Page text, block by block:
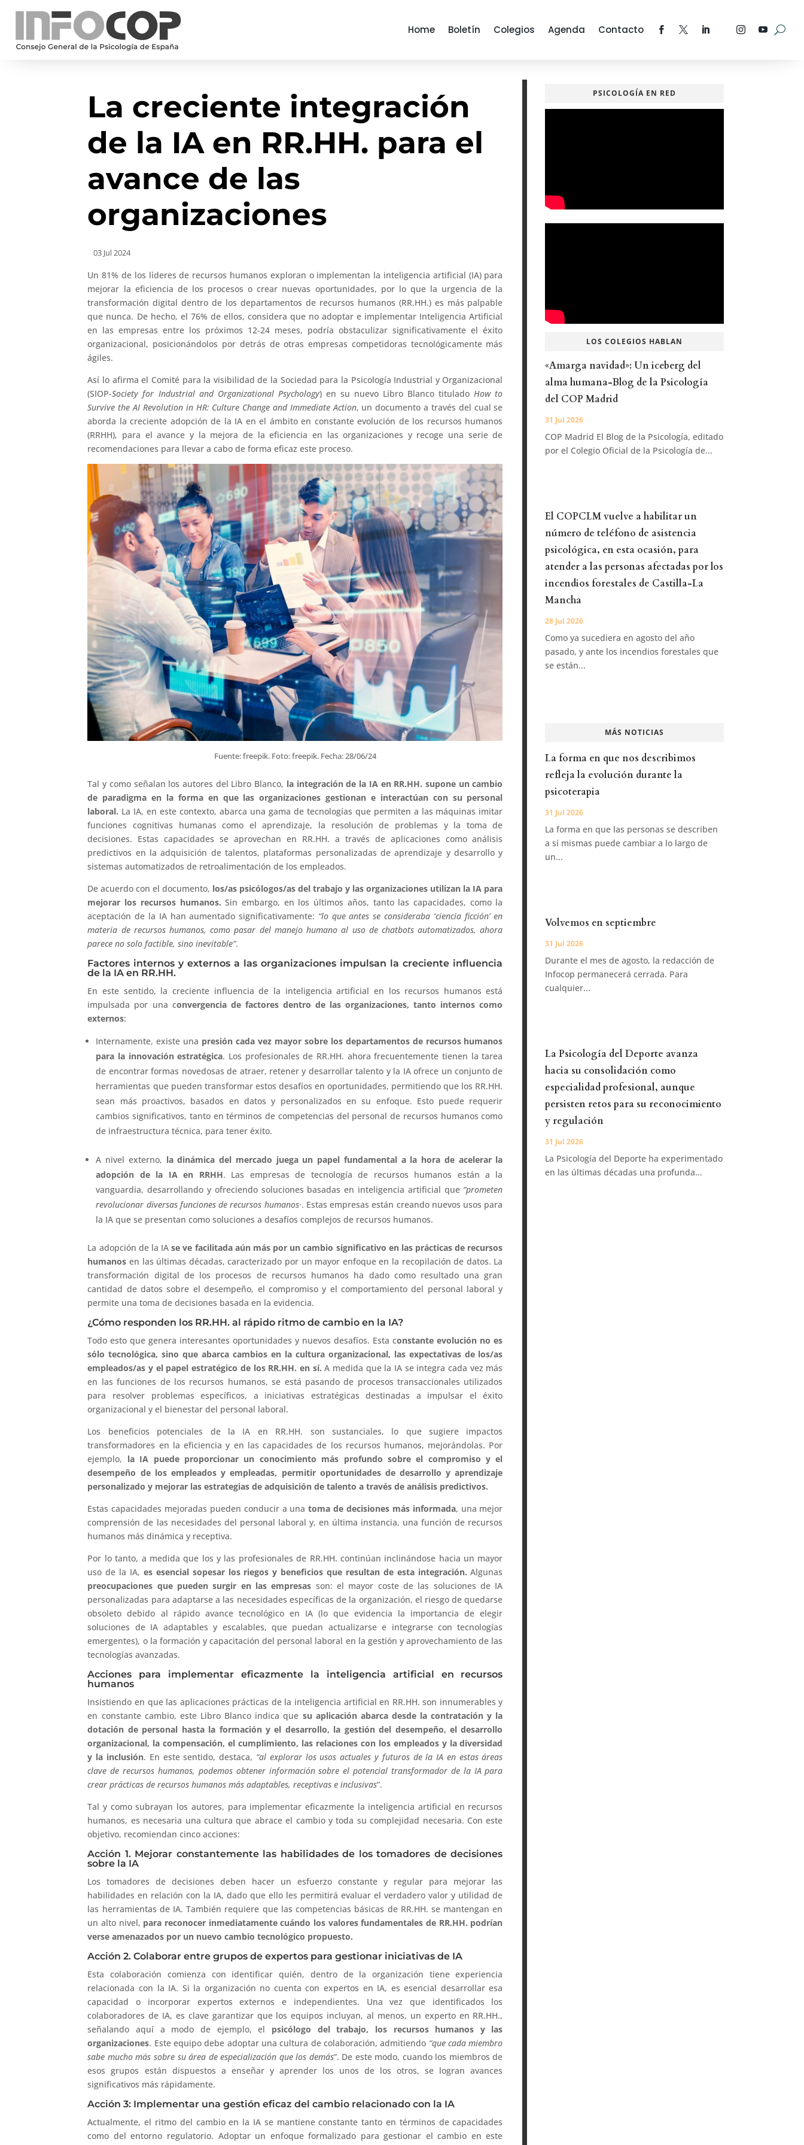
Home Boletín Colegios Agenda Contacto
La creciente integración
de la IA en RR.HH. para el
avance de las
organizaciones
03 Jul 2024
Un 81% de los líderes de recursos humanos exploran o implementan la inteligencia artificial (IA) para
mejorar la eficiencia de los procesos o crear nuevas oportunidades, por lo que la urgencia de la
transformación digital dentro de los departamentos de recursos humanos (RR.HH.) es más palpable
que nunca. De hecho, el 76% de ellos, considera que no adoptar e implementar Inteligencia Artificial
en las empresas entre los próximos 12-24 meses, podría obstaculizar significativamente el éxito
organizacional, posicionándolos por detrás de otras empresas competidoras tecnológicamente más
ágiles.
Así lo afirma el Comité para la visibilidad de la Sociedad para la Psicología Industrial y Organizacional
(SIOP-Society for Industrial and Organizational Psychology) en su nuevo Libro Blanco titulado How to
Survive the AI Revolution in HR: Culture Change and Immediate Action, un documento a través del cual se
aborda la creciente adopción de la IA en el ámbito en constante evolución de los recursos humanos
(RRHH), para el avance y la mejora de la eficiencia en las organizaciones y recoge una serie de
recomendaciones para llevar a cabo de forma eficaz este proceso.
Fuente: freepik. Foto: freepik. Fecha: 28/06/24
Tal y como señalan los autores del Libro Blanco, la integración de la IA en RR.HH. supone un cambio
de paradigma en la forma en que las organizaciones gestionan e interactúan con su personal
laboral. La IA, en este contexto, abarca una gama de tecnologías que permiten a las máquinas imitar
funciones cognitivas humanas como el aprendizaje, la resolución de problemas y la toma de
decisiones. Estas capacidades se aprovechan en RR.HH. a través de aplicaciones como análisis
predictivos en la adquisición de talentos, plataformas personalizadas de aprendizaje y desarrollo y
sistemas automatizados de retroalimentación de los empleados.
De acuerdo con el documento, los/as psicólogos/as del trabajo y las organizaciones utilizan la IA para
mejorar los recursos humanos.Sin embargo, en los últimos años, tanto las capacidades, como la
aceptación de la IA han aumentado significativamente: “lo que antes se consideraba ‘ciencia ficción’ en
materia de recursos humanos, como pasar del manejo humano al uso de chatbots automatizados, ahora
parece no solo factible, sino inevitable”.
Factores internos y externos a las organizaciones impulsan la creciente influencia
de la IA en RR.HH.
En este sentido, la creciente influencia de la inteligencia artificial en los recursos humanos está
impulsada por una convergencia de factores dentro de las organizaciones, tanto internos como
externos:
Internamente, existe una presión cada vez mayor sobre los departamentos de recursos humanos
para la innovación estratégica. Los profesionales de RR.HH. ahora frecuentemente tienen la tarea
de encontrar formas novedosas de atraer, retener y desarrollar talento y la IA ofrece un conjunto de
herramientas que pueden transformar estos desafíos en oportunidades, permitiendo que los RR.HH.
sean más proactivos, basados en datos y personalizados en su enfoque. Esto puede requerir
cambios significativos, tanto en términos de competencias del personal de recursos humanos como
de infraestructura técnica, para tener éxito.
A nivel externo, la dinámica del mercado juega un papel fundamental a la hora de acelerar la
adopción de la IA en RRHH. Las empresas de tecnología de recursos humanos están a la
vanguardia, desarrollando y ofreciendo soluciones basadas en inteligencia artificial que “prometen
revolucionar diversas funciones de recursos humanos·. Estas empresas están creando nuevos usos para
la IA que se presentan como soluciones a desafíos complejos de recursos humanos.
La adopción de la IAse ve facilitada aún más por un cambio significativo en las prácticas de recursos
humanos en las últimas décadas, caracterizado por un mayor enfoque en la recopilación de datos. La
transformación digital de los procesos de recursos humanos ha dado como resultado una gran
cantidad de datos sobre el desempeño, el compromiso y el comportamiento del personal laboral y
permite una toma de decisiones basada en la evidencia.
¿Cómo responden los RR.HH. al rápido ritmo de cambio en la IA?
Todo esto que genera interesantes oportunidades y nuevos desafíos. Esta constante evolución no es
sólo tecnológica, sino que abarca cambios en la cultura organizacional, las expectativas de los/as
empleados/as y el papel estratégico de los RR.HH. en sí.A medida que la IA se integra cada vez más
en las funciones de los recursos humanos, se está pasando de procesos transaccionales utilizados
para resolver problemas específicos, a iniciativas estratégicas destinadas a impulsar el éxito
organizacional y el bienestar del personal laboral.
Los beneficios potenciales de la IA en RR.HH. son sustanciales, lo que sugiere impactos
transformadores en la eficiencia y en las capacidades de los recursos humanos, mejorándolas. Por
ejemplo, la IA puede proporcionar un conocimiento más profundo sobre el compromiso y el
desempeño de los empleados y empleadas, permitir oportunidades de desarrollo y aprendizaje
personalizado y mejorar las estrategias de adquisición de talento a través de análisis predictivos.
Estas capacidades mejoradas pueden conducir a unatoma de decisiones más informada, una mejor
comprensión de las necesidades del personal laboral y, en última instancia, una función de recursos
humanos más dinámica y receptiva.
Por lo tanto, a medida que los y las profesionales de RR.HH. continúan inclinándose hacia un mayor
uso de la IA, es esencial sopesar los riegos y beneficios que resultan de esta integración. Algunas
preocupaciones que pueden surgir en las empresas son: el mayor coste de las soluciones de IA
personalizadas para adaptarse a las necesidades específicas de la organización, el riesgo de quedarse
obsoleto debido al rápido avance tecnológico en IA (lo que evidencia la importancia de elegir
soluciones de IA adaptables y escalables, que puedan actualizarse e integrarse con tecnologías
emergentes), o la formación y capacitación del personal laboral en la gestión y aprovechamiento de las
tecnologías avanzadas.
Acciones para implementar eficazmente la inteligencia artificial en recursos
humanos
Insistiendo en que las aplicaciones prácticas de la inteligencia artificial en RR.HH. son innumerables y
en constante cambio, este Libro Blanco indica que su aplicación abarca desde la contratación y la
dotación de personal hasta la formación y el desarrollo, la gestión del desempeño, el desarrollo
organizacional, la compensación, el cumplimiento, las relaciones con los empleados y la diversidad
y la inclusión. En este sentido, destaca, “al explorar los usos actuales y futuros de la IA en estas áreas
clave de recursos humanos, podemos obtener información sobre el potencial transformador de la IA para
crear prácticas de recursos humanos más adaptables, receptivas e inclusivas”.
Tal y como subrayan los autores, para implementar eficazmente la inteligencia artificial en recursos
humanos, es necesaria una cultura que abrace el cambio y toda su complejidad necesaria. Con este
objetivo, recomiendan cinco acciones:
Acción 1. Mejorar constantemente las habilidades de los tomadores de decisiones
sobre la IA
Los tomadores de decisiones deben hacer un esfuerzo constante y regular para mejorar las
habilidades en relación con la IA, dado que ello les permitirá evaluar el verdadero valor y utilidad de
las herramientas de IA. También requiere que las competencias básicas de RR.HH. se mantengan en
un alto nivel, para reconocer inmediatamente cuándo los valores fundamentales de RR.HH. podrían
verse amenazados por un nuevo cambio tecnológico propuesto.
Acción 2. Colaborar entre grupos de expertos para gestionar iniciativas de IA
Esta colaboración comienza con identificar quién, dentro de la organización tiene experiencia
relacionada con la IA. Si la organización no cuenta con expertos en IA, es esencial desarrollar esa
capacidad o incorporar expertos externos e independientes. Una vez que identificados los
colaboradores de IA, es clave garantizar que los equipos incluyan, al menos, un experto en RR.HH.,
señalando aquí a modo de ejemplo, el psicólogo del trabajo, los recursos humanos y las
organizaciones. Este equipo debe adoptar una cultura de colaboración, admitiendo “que cada miembro
sabe mucho más sobre su área de especialización que los demás”. De este modo, cuando los miembros de
esos grupos están dispuestos a enseñar y aprender los unos de los otros, se logran avances
significativos más rápidamente.
Acción 3: Implementar una gestión eficaz del cambio relacionado con la IA
Actualmente, el ritmo del cambio en la IA se mantiene constante tanto en términos de capacidades
como del entorno regulatorio. Adoptar un enfoque formalizado para gestionar el cambio en este
PSICOLOGÍA EN RED
LOS COLEGIOS HABLAN
«Amarga navidad»: Un iceberg del
alma humana-Blog de la Psicología
del COP Madrid
31 Jul 2026
COP Madrid El Blog de la Psicología, editado
por el Colegio Oficial de la Psicología de...
El COPCLM vuelve a habilitar un
número de teléfono de asistencia
psicológica, en esta ocasión, para
atender a las personas afectadas por los
incendios forestales de Castilla-La
Mancha
28 Jul 2026
Como ya sucediera en agosto del año
pasado, y ante los incendios forestales que
se están...
MÁS NOTICIAS
La forma en que nos describimos
refleja la evolución durante la
psicoterapia
31 Jul 2026
La forma en que las personas se describen
a sí mismas puede cambiar a lo largo de
un...
Volvemos en septiembre
31 Jul 2026
Durante el mes de agosto, la redacción de
Infocop permanecerá cerrada. Para
cualquier...
La Psicología del Deporte avanza
hacia su consolidación como
especialidad profesional, aunque
persisten retos para su reconocimiento
y regulación
31 Jul 2026
La Psicología del Deporte ha experimentado
en las últimas décadas una profunda...